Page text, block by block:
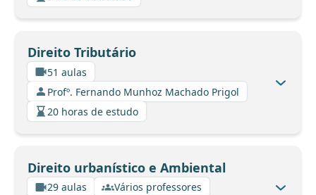
Direito Tributário
51 aulas
Profº. Fernando Munhoz Machado Prigol
20 horas de estudo
Direito urbanístico e Ambiental
29 aulas
Vários professores